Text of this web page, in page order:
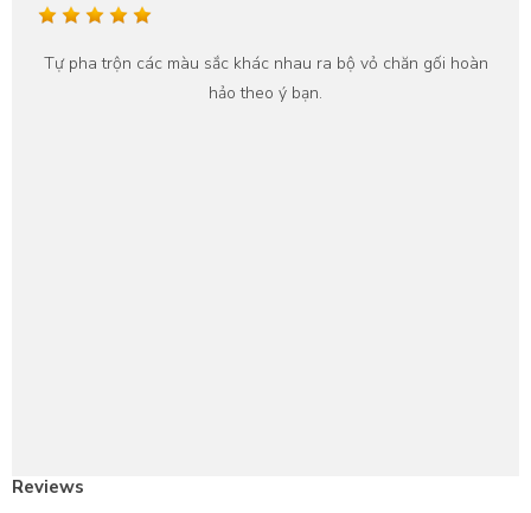
Tự pha trộn các màu sắc khác nhau ra bộ vỏ chăn gối hoàn
hảo theo ý bạn.
Reviews